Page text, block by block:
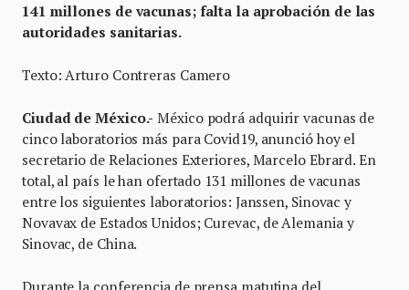
141 millones de vacunas; falta la aprobación de las
autoridades sanitarias.
Texto: Arturo Contreras Camero
Ciudad de México.- México podrá adquirir vacunas de
cinco laboratorios más para Covid19, anunció hoy el
secretario de Relaciones Exteriores, Marcelo Ebrard. En
total, al país le han ofertado 131 millones de vacunas
entre los siguientes laboratorios: Janssen, Sinovac y
Novavax de Estados Unidos; Curevac, de Alemania y
Sinovac, de China.
Durante la conferencia de prensa matutina del